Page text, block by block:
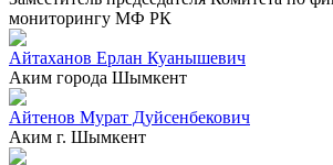
мониторингу МФ РК
Айтаханов Ерлан Куанышевич
Аким города Шымкент
Айтенов Мурат Дуйсенбекович
Аким г. Шымкент